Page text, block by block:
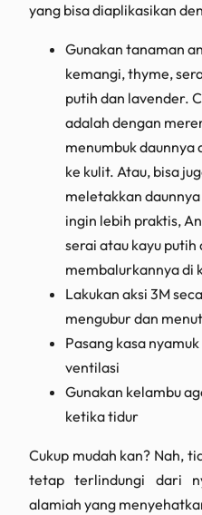
yang bisa diaplikasikan
Gunakan tanaman
kemangi, thyme,
putih dan lavender.
adalah dengan
menumbuk daunnya
ke kulit. Atau, bisa
meletakkan
ingin lebih praktis,
serai atau kayu putih
membalurkannya di
Lakukan aksi 3M
mengubur dan
Pasang kasa
ventilasi
Gunakan kelambu
ketika tidur
Cukup mudah kan? Nah,
tetap terlindungi dari
alamiah yang